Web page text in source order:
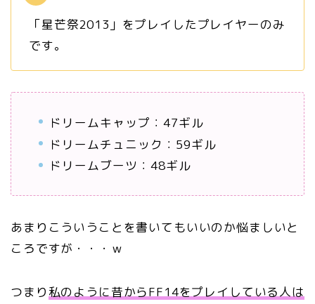
「星芒祭2013」をプレイしたプレイヤーのみ
です。
ドリームキャップ：47ギル
ドリームチュニック：59ギル
ドリームブーツ：48ギル
あまりこういうことを書いてもいいのか悩ましいと
ころですが・・・ｗ
つまり 私のように昔からFF14をプレイしている人は